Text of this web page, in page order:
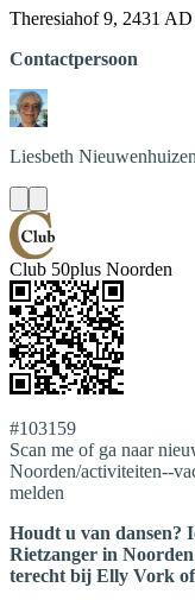
Theresiahof 9, 2431
Contactpersoon
Liesbeth Nieuwenhuizen
Club 50plus Noorden
#103159
Scan me of ga naar
Noorden/activiteiten--
melden
Houdt u van dansen?
Rietzanger in
terecht bij Elly Vork